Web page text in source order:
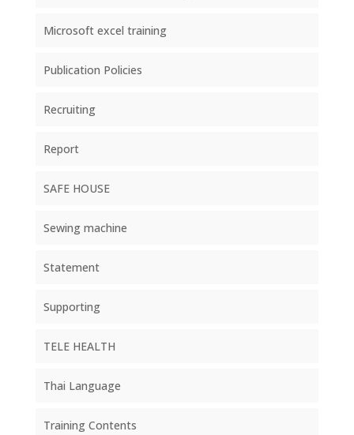
Microsoft excel training
Publication Policies
Recruiting
Report
SAFE HOUSE
Sewing machine
Statement
Supporting
TELE HEALTH
Thai Language
Training Contents